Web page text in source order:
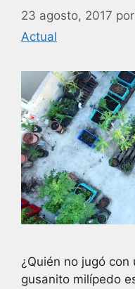
23 agosto, 2017 por
Actual
¿Quién no jugó
gusanito milípedo